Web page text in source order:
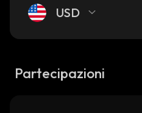
USD
Partecipazioni